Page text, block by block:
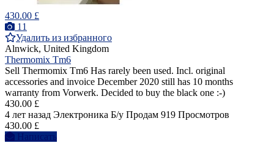
430.00 £
11
Удалить из избранного
Alnwick, United Kingdom
Thermomix Tm6
Sell Thermomix Tm6 Has rarely been used. Incl. original
accessories and invoice December 2020 still has 10 months
warranty from Vorwerk. Decided to buy the black one :-)
430.00 £
4 лет назад Электроника Б/у Продам 919 Просмотров
430.00 £
Написать